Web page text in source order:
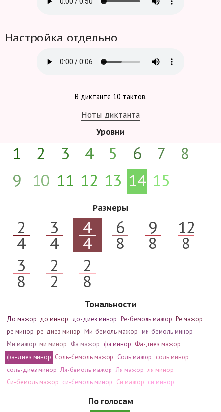
Настройка отдельно
В диктанте 10 тактов.
Ноты диктанта
Уровни
1 2 3 4 5 6 7
8
9
10 11 12 13 14 15
Размеры
2
4
3
4
4
4
6
8
9
8
12
8
3
8
2
2
2
8
Тональности
До мажор до минор до-диез минор Ре-бемоль мажор Ре мажор
ре минор ре-диез минор Ми-бемоль мажор ми-бемоль минор
Ми мажор ми минор Фа мажор фа минор Фа-диез мажор
фа-диез минор Соль-бемоль мажор Соль мажор соль минор
соль-диез минор Ля-бемоль мажор Ля мажор ля минор
Си-бемоль мажор си-бемоль минор Си мажор си минор
По голосам